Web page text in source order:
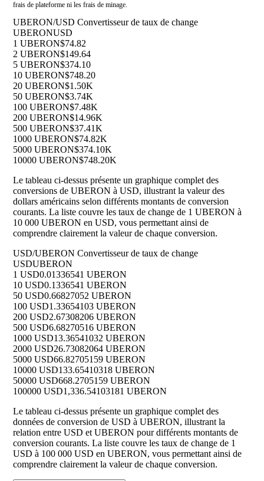
frais de plateforme ni les frais de minage.
UBERON/USD Convertisseur de taux de change
UBERONUSD
1 UBERON$74.82
2 UBERON$149.64
5 UBERON$374.10
10 UBERON$748.20
20 UBERON$1.50K
50 UBERON$3.74K
100 UBERON$7.48K
200 UBERON$14.96K
500 UBERON$37.41K
1000 UBERON$74.82K
5000 UBERON$374.10K
10000 UBERON$748.20K
Le tableau ci-dessus présente un graphique complet des
conversions de UBERON à USD, illustrant la valeur des
dollars américains selon différents montants de conversion
courants. La liste couvre les taux de change de 1 UBERON à
10 000 UBERON en USD, vous permettant ainsi de
comprendre clairement la valeur de chaque conversion.
USD/UBERON Convertisseur de taux de change
USDUBERON
1 USD0.01336541 UBERON
10 USD0.1336541 UBERON
50 USD0.66827052 UBERON
100 USD1.33654103 UBERON
200 USD2.67308206 UBERON
500 USD6.68270516 UBERON
1000 USD13.36541032 UBERON
2000 USD26.73082064 UBERON
5000 USD66.82705159 UBERON
10000 USD133.65410318 UBERON
50000 USD668.2705159 UBERON
100000 USD1,336.54103181 UBERON
Le tableau ci-dessus présente un graphique complet des
données de conversion de USD à UBERON, illustrant la
relation entre USD et UBERON pour différents montants de
conversion courants. La liste couvre les taux de change de 1
USD à 100 000 USD en UBERON, vous permettant ainsi de
comprendre clairement la valeur de chaque conversion.